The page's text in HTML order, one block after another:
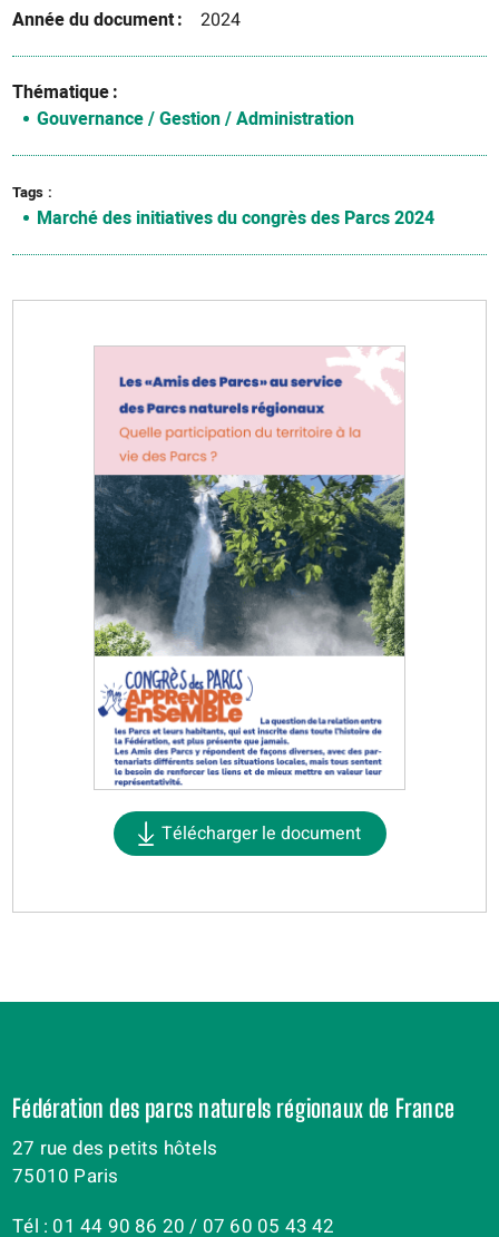
Année du document 2024
Thématique
Gouvernance / Gestion / Administration
Tags
Marché des initiatives du congrès des Parcs 2024
Télécharger le document
Fédération des parcs naturels régionaux de France
27 rue des petits hôtels
75010 Paris
Tél : 01 44 90 86 20 / 07 60 05 43 42